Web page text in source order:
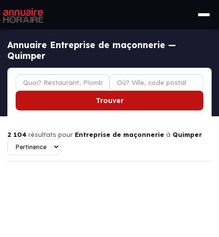
Annuaire Entreprise de maçonnerie —
Quimper
Trouver
2 104 résultats pour Entreprise de maçonnerie à Quimper